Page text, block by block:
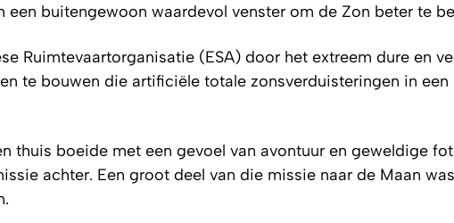
buitengewoon waardevol venster om de Zon beter te
Ruimtevaartorganisatie (ESA) door het extreem dure en
te bouwen die artificiële totale zonsverduisteringen in een
thuis boeide met een gevoel van avontuur en geweldige
achter. Een groot deel van die missie naar de Maan